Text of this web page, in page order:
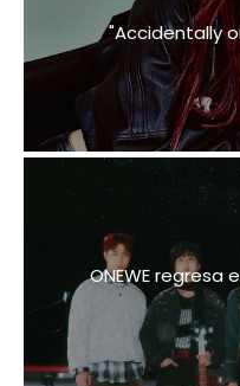
"Accidentally
ONEWE regresa